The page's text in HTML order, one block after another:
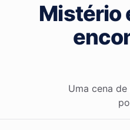
Mistério
Uma cena